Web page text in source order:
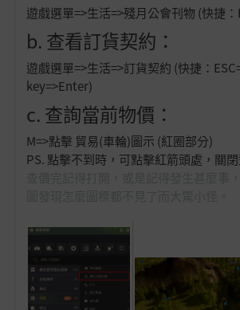
遊戲選單=>生活=>殘月公會刊物 (快捷：
b. 查看訂貨契約：
遊戲選單=>生活=>訂貨契約 (快捷：
key=>Enter)
c. 查詢當前物價：
M=>點擊 貿易(車輪)圖示 (紅圈部分)
PS. 點擊不到時，可點擊紅箭頭處，關